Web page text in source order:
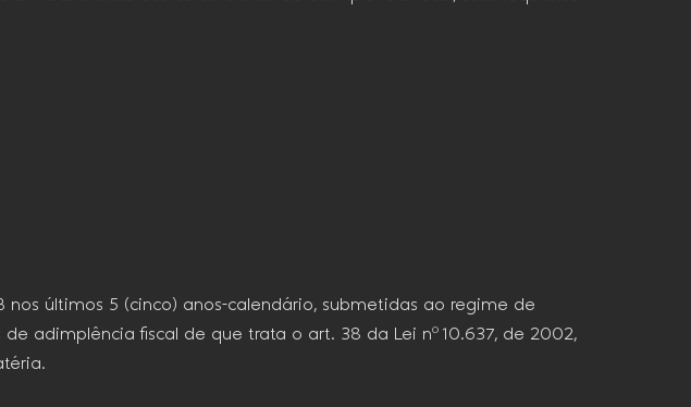
nos últimos 5 (cinco) anos-calendário, submetidas ao regime de
adimplência fiscal de que trata o art. 38 da Lei nº 10.637, de 2002,